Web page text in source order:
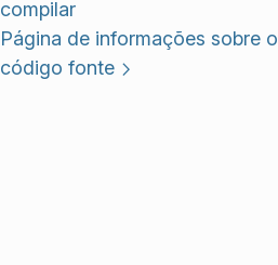
compilar
Página de informações sobre o
código fonte